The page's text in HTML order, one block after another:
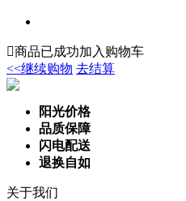
商品已成功加入购物车
<<继续购物 去结算
阳光价格
品质保障
闪电配送
退换自如
关于我们